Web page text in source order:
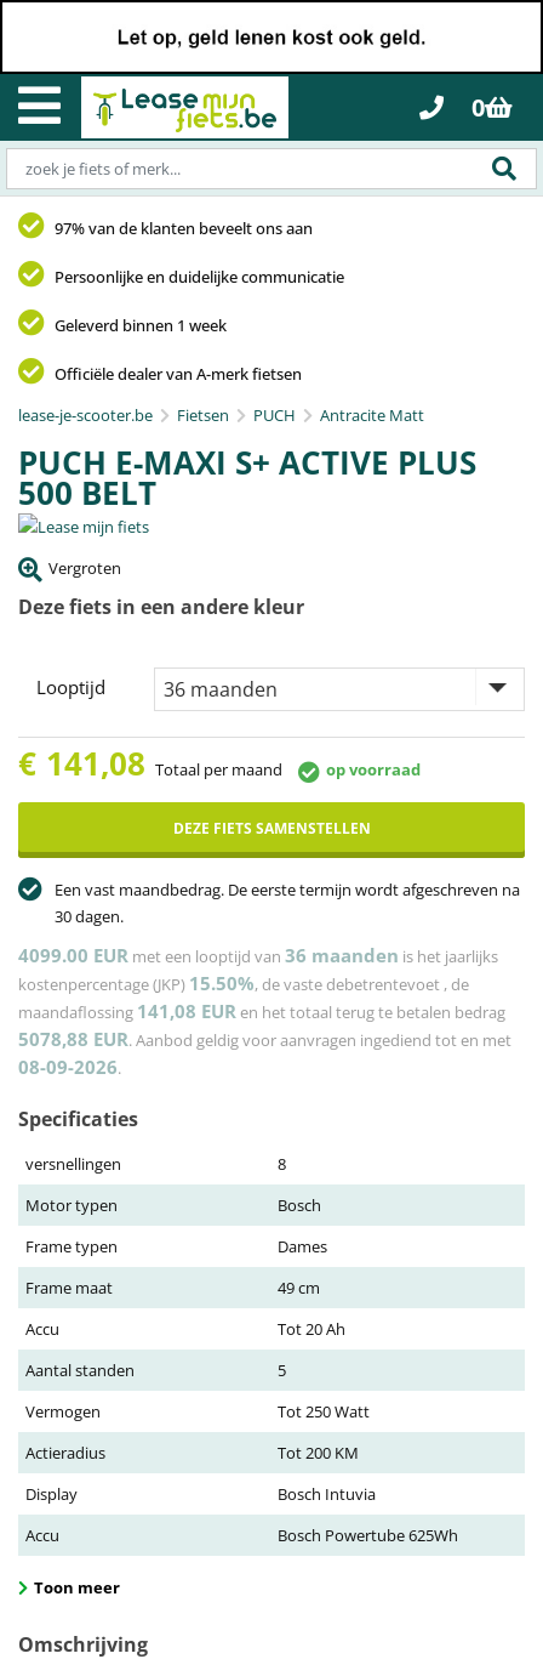
0
97% van de klanten beveelt ons aan
Persoonlijke en duidelijke communicatie
Geleverd binnen 1 week
Officiële dealer van A-merk fietsen
lease-je-scooter.be
Fietsen PUCH Antracite Matt
PUCH E-MAXI S+ ACTIVE PLUS
500 BELT
Vergroten
Deze fiets in een andere kleur
Looptijd
€ 141,08 Totaal per maand op voorraad
DEZE FIETS SAMENSTELLEN
Een vast maandbedrag. De eerste termijn wordt afgeschreven na
30 dagen.
4099.00 EUR met een looptijd van 36 maanden is het jaarlijks
kostenpercentage (JKP) 15.50%, de vaste debetrentevoet , de
maandaflossing 141,08 EURen het totaal terug te betalen bedrag
5078,88 EUR. Aanbod geldig voor aanvragen ingediend tot en met
08-09-2026.
Specificaties
versnellingen
8
Motor typen
Bosch
Frame typen
Dames
Frame maat
49 cm
Accu
Tot 20 Ah
Aantal standen
5
Vermogen
Tot 250 Watt
Actieradius
Tot 200 KM
Display
Bosch Intuvia
Accu
Bosch Powertube 625Wh
Toon meer
Omschrijving